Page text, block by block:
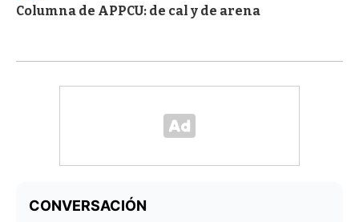
Columna de APPCU: de cal y de arena